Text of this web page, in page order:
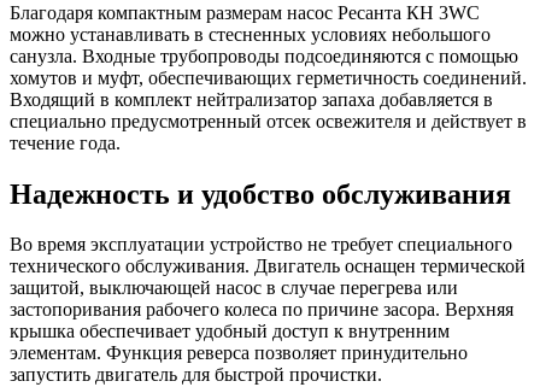
Благодаря компактным размерам насос Ресанта КН 3WC
можно устанавливать в стесненных условиях небольшого
санузла. Входные трубопроводы подсоединяются с помощью
хомутов и муфт, обеспечивающих герметичность соединений.
Входящий в комплект нейтрализатор запаха добавляется в
специально предусмотренный отсек освежителя и действует в
течение года.
Надежность и удобство обслуживания
Во время эксплуатации устройство не требует специального
технического обслуживания. Двигатель оснащен термической
защитой, выключающей насос в случае перегрева или
застопоривания рабочего колеса по причине засора. Верхняя
крышка обеспечивает удобный доступ к внутренним
элементам. Функция реверса позволяет принудительно
запустить двигатель для быстрой прочистки.